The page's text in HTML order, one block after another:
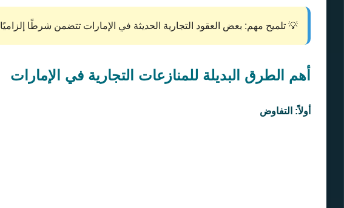
💡 تلميح مهم: بعض العقود التجارية الحديثة في الإمارات تتضمن شرطًا
أهم الطرق البديلة للمنازعات التجارية في الإمارات
أولاً: التفاوض